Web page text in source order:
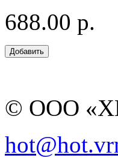
688.00 р.
© ООО